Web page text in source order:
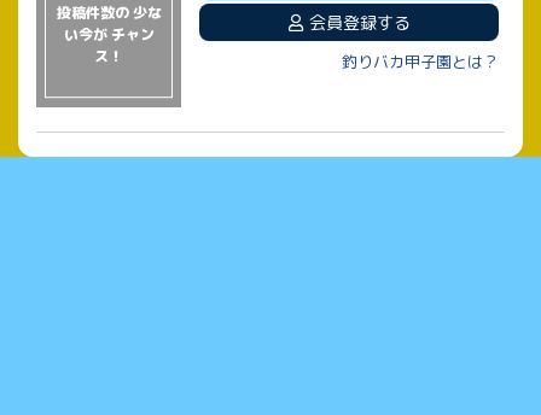
投稿件数の 少な
い今が チャン
ス！
会員登録する
釣りバカ甲子園とは？